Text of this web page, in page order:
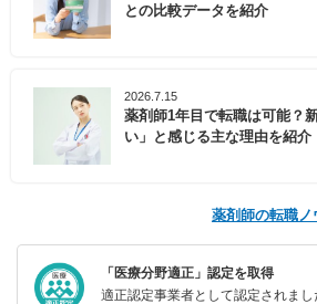
との比較データを紹介
2026.7.15
薬剤師1年目で転職は可能？
い」と感じる主な理由を紹介
薬剤師の転職ノ
「医療分野適正」認定を取得
適正認定事業者として認定されまし